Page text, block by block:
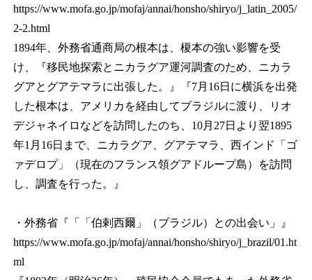
https://www.mofa.go.jp/mofaj/annai/honsho/shiryo/j_latin_2005/
2-2.html
1894年、外務省通商局の根本は、榎本の強い影響を受
け、『移民地探索とニカラグア運河調査のため、ニカラ
グアとグアテマラに出張した。』『7月16日に横浜を出発
した根本は、アメリカを経由してブラジルに渡り、リオ
デジャネイロなどを訪問したのち、10月27日より翌1895
年1月16日まで、ニカラグア、グアテマラ、西インド「ゴ
ァデロプ」（現在のフランス領グアドループ島）を訪問
し、調査を行った。』
・外務省『「「伯剌西爾」（ブラジル）との出会い」』
https://www.mofa.go.jp/mofaj/annai/honsho/shiryo/j_brazil/01.ht
ml